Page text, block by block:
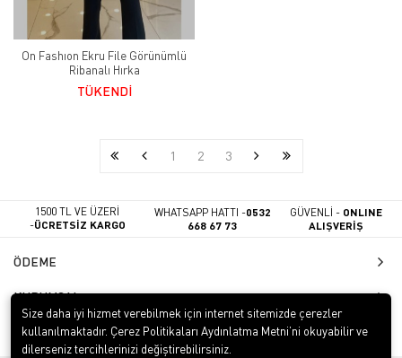
On Fashıon Ekru File Görünümlü
Ribanalı Hırka
TÜKENDİ
1 2 3
1500 TL VE ÜZERİ
-ÜCRETSİZ KARGO
WHATSAPP HATTI -0532
668 67 73
GÜVENLİ - ONLINE
ALIŞVERİŞ
ÖDEME
KURUMSAL
İLETİŞİM
Size daha iyi hizmet verebilmek için internet sitemizde çerezler
kullanılmaktadır. Çerez Politikaları Aydınlatma Metni’ni okuyabilir ve
dilerseniz tercihlerinizi değiştirebilirsiniz.